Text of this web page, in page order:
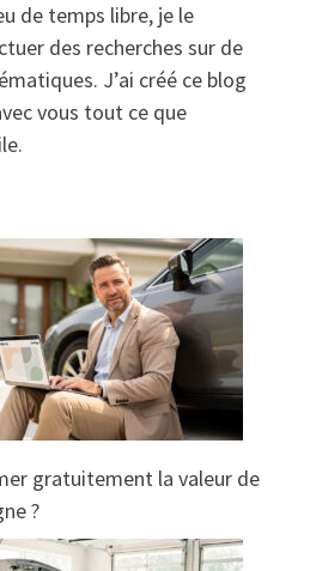
de temps libre, je le
des recherches sur de
J’ai créé ce blog
vous tout ce que
gratuitement la valeur de
?